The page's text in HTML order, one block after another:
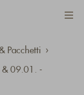
Pacchetti
& 09.01. -